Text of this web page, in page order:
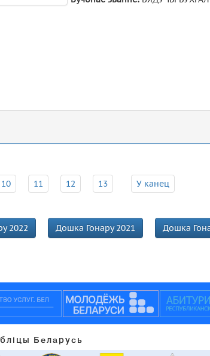
10 11 12 13
У канец
2022 Дошка Гонару 2021 Дошка
Беларусь